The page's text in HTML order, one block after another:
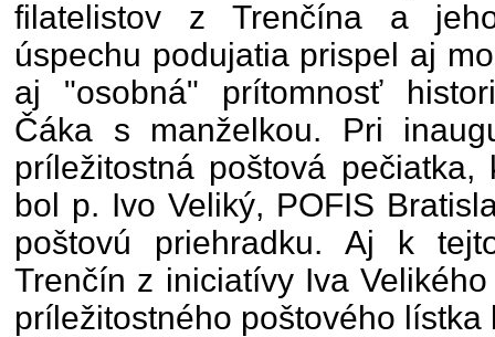
filatelistov z Trenčína a
úspechu podujatia prispel aj
aj "osobná" prítomnosť
Čáka s manželkou. Pri
príležitostná poštová
bol p. Ivo Veliký, POFIS
poštovú priehradku. Aj k
Trenčín z iniciatívy Iva
príležitostného poštového lístka